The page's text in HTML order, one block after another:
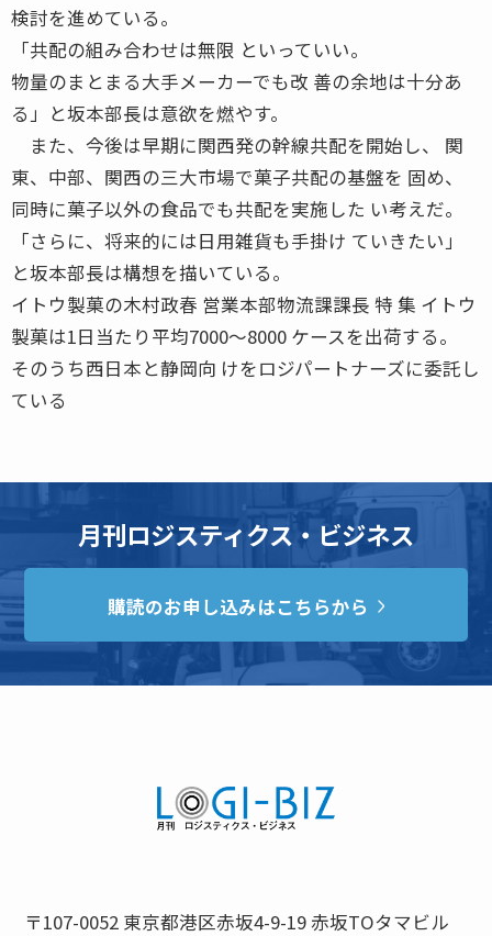
検討を進めている。
「共配の組み合わせは無限 といっていい。
物量のまとまる大手メーカーでも改 善の余地は十分あ
る」と坂本部長は意欲を燃やす。
また、今後は早期に関西発の幹線共配を開始し、 関
東、中部、関西の三大市場で菓子共配の基盤を 固め、
同時に菓子以外の食品でも共配を実施した い考えだ。
「さらに、将来的には日用雑貨も手掛け ていきたい」
と坂本部長は構想を描いている。
イトウ製菓の木村政春 営業本部物流課課長 特 集 イトウ
製菓は1日当たり平均7000〜8000 ケースを出荷する。
そのうち西日本と静岡向 けをロジパートナーズに委託し
ている
月刊ロジスティクス・ビジネス
購読のお申し込みはこちらから
〒107-0052 東京都港区赤坂4-9-19 赤坂TOタマビル